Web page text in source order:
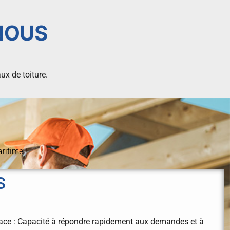
de toiture.
!
: Capacité à répondre rapidement aux demandes et à